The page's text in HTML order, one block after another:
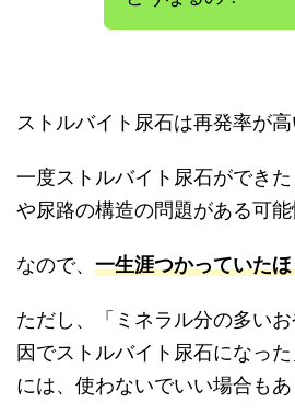
ストルバイト尿石は再発率が高
一度ストルバイト尿石ができ
や尿路の構造の問題がある可能
なので、 一生涯つかっていた
ただし、「ミネラル分の多い
因でストルバイト尿石になっ
には、使わないでいい場合もあ